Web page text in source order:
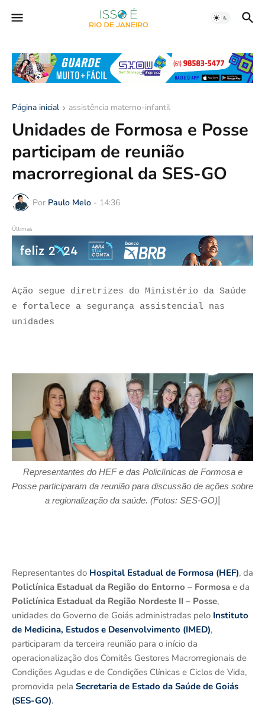
Página inicial assistência materno-infantil
Unidades de Formosa e Posse
participam de reunião
macrorregional da SES-GO
Por Paulo Melo - 14:36
Últimas
Ação segue diretrizes do Ministério da Saúde
e fortalece a segurança assistencial nas
unidades
Representantes do HEF e das Policlínicas de Formosae
Posse participaram da reunião para discussão de ações sobre
a regionalização da saúde. (Fotos: SES-GO)
Representantes do Hospital Estadual de Formosa (HEF), da
Policlínica Estadual da Região do Entorno – Formosa e da
Policlínica Estadual da Região Nordeste II – Posse,
unidades do Governo de Goiás administradas pelo Instituto
de Medicina, Estudos e Desenvolvimento (IMED),
participaram da terceira reunião para o início da
operacionalização dos Comitês Gestores Macrorregionais de
Condições Agudas e de Condições Clínicas e Ciclos de Vida,
promovida pela Secretaria de Estado da Saúde de Goiás
(SES-GO).